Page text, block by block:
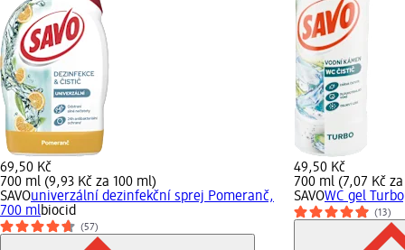
69,50 Kč
700 ml (9,93 Kč za 100 ml)
SAVOuniverzální dezinfekční sprej Pomeranč,
700 mlbiocid
(57)
49,50 Kč
700 ml (7,07 Kč
SAVOWC gel
(13)